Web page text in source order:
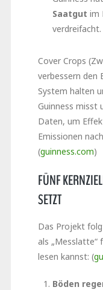
Saatgut im
verdreifacht.
Cover Crops
verbessern den
System halten
Guinness misst
Daten, um
Emissionen
(guinness.com)
FÜNF
SETZT
Das Projekt
als „Messlatte“
lesen kannst: (
Böden